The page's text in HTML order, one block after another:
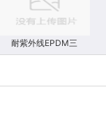
耐紫外线EPDM三